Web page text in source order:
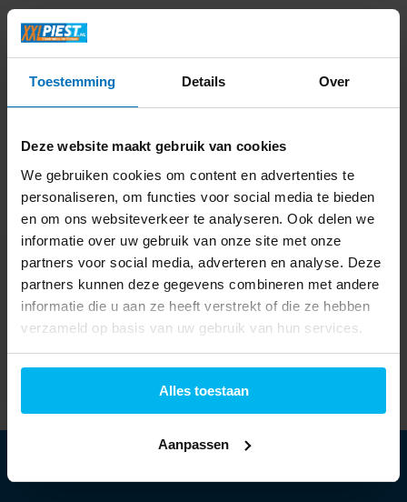
Toestemming Details Over
Deze website maakt gebruik van cookies
We gebruiken cookies om content en advertenties te
personaliseren, om functies voor social media te bieden
en om ons websiteverkeer te analyseren. Ook delen we
informatie over uw gebruik van onze site met onze
partners voor social media, adverteren en analyse. Deze
partners kunnen deze gegevens combineren met andere
informatie die u aan ze heeft verstrekt of die ze hebben
verzameld op basis van uw gebruik van hun services.
Alles toestaan
Aanpassen
Productomschrijving
Delen
Laatst bekeken
Exquisit EBM4545-2BL
- Inbouw magnetron
499,-